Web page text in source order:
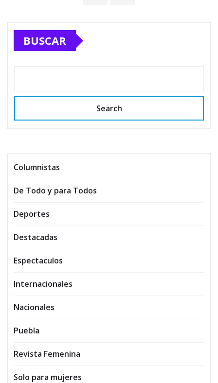
entradas
BUSCAR
Search
Columnistas
De Todo y para Todos
Deportes
Destacadas
Espectaculos
Internacionales
Nacionales
Puebla
Revista Femenina
Solo para mujeres